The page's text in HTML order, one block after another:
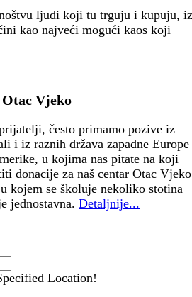
ljudi koji tu trguju i kupuju, iz
kao najveći mogući kaos koji
Vjeko
često primamo pozive iz
i iz raznih država zapadne
u kojima nas pitate na koji
donacije za naš centar Otac
kojem se školuje nekoliko stotina
jednostavna. Detaljnije...
Location!